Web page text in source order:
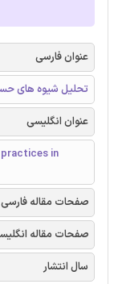
عنوان فارسی
تحلیل شیوه های
عنوان انگلیسی
in
صفحات مقاله فارسی
صفحات مقاله
سال انتشار